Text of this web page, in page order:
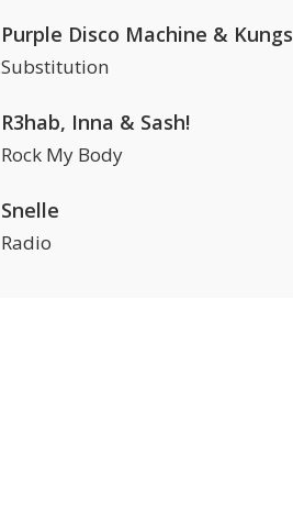
Purple Disco Machine & Kungs
Substitution
R3hab, Inna & Sash!
Rock My Body
Snelle
Radio